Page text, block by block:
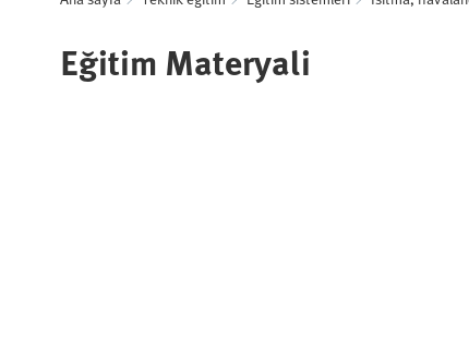
Eğitim Materyali